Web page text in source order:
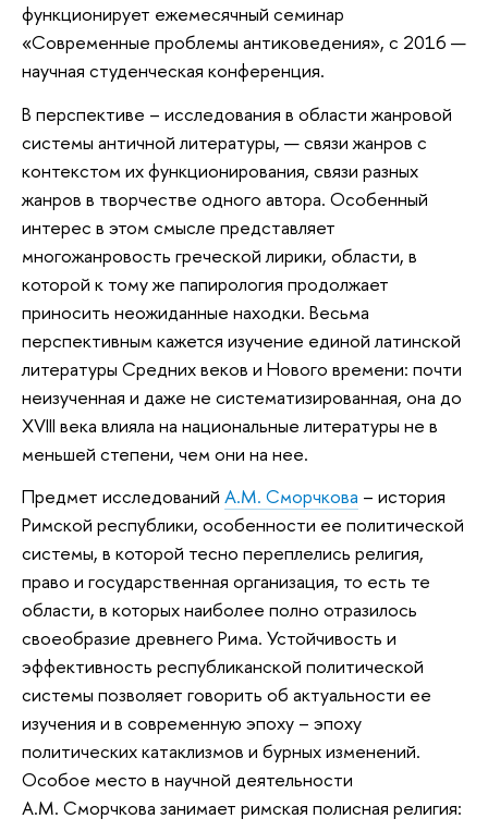
функционирует ежемесячный семинар
«Современные проблемы антиковедения», с 2016 —
научная студенческая конференция.
В перспективе – исследования в области жанровой
системы античной литературы, — связи жанров с
контекстом их функционирования, связи разных
жанров в творчестве одного автора. Особенный
интерес в этом смысле представляет
многожанровость греческой лирики, области, в
которой к тому же папирология продолжает
приносить неожиданные находки. Весьма
перспективным кажется изучение единой латинской
литературы Средних веков и Нового времени: почти
неизученная и даже не систематизированная, она до
XVIII века влияла на национальные литературы не в
меньшей степени, чем они на нее.
Предмет исследований А.М. Сморчкова – история
Римской республики, особенности ее политической
системы, в которой тесно переплелись религия,
право и государственная организация, то есть те
области, в которых наиболее полно отразилось
своеобразие древнего Рима. Устойчивость и
эффективность республиканской политической
системы позволяет говорить об актуальности ее
изучения и в современную эпоху – эпоху
политических катаклизмов и бурных изменений.
Особое место в научной деятельности
А.М. Сморчкова занимает римская полисная религия: